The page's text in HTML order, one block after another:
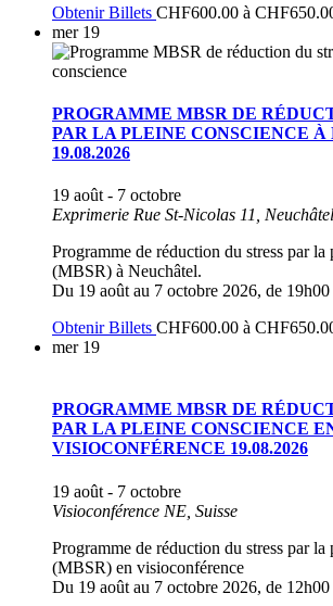
Obtenir Billets CHF600.00 à
mer 19
PROGRAMME MBSR DE
PAR LA PLEINE CONSCIENCE
19.08.2026
19 août - 7 octobre
Exprimerie Rue St-Nicolas 11,
Programme de réduction du stress par la
(MBSR) à Neuchâtel.
Du 19 août au 7 octobre 2026, de 19h00
Obtenir Billets CHF600.00 à
mer 19
PROGRAMME MBSR DE
PAR LA PLEINE CONSCIENCE
VISIOCONFÉRENCE 19.08.2026
19 août - 7 octobre
Visioconférence NE, Suisse
Programme de réduction du stress par la
(MBSR) en visioconférence
Du 19 août au 7 octobre 2026, de 12h00